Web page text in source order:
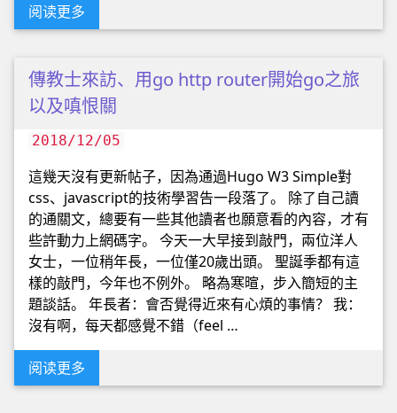
阅读更多
傳教士來訪、用go http router開始go之旅
以及嗔恨關
2018/12/05
這幾天沒有更新帖子，因為通過Hugo W3 Simple對
css、javascript的技術學習告一段落了。 除了自己讀
的通關文，總要有一些其他讀者也願意看的內容，才有
些許動力上網碼字。 今天一大早接到敲門，兩位洋人
女士，一位稍年長，一位僅20歲出頭。 聖誕季都有這
樣的敲門，今年也不例外。 略為寒暄，步入簡短的主
題談話。 年長者：會否覺得近來有心煩的事情？ 我：
沒有啊，每天都感覺不錯（feel …
阅读更多